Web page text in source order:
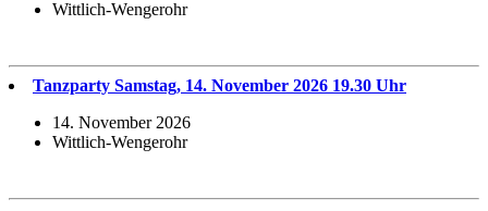
Wittlich-Wengerohr
Tanzparty Samstag, 14. November 2026 19.30 Uhr
14. November 2026
Wittlich-Wengerohr